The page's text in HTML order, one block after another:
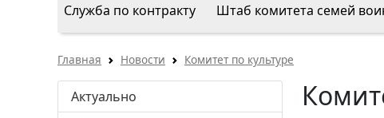
Служба по контракту
Штаб комитета семей
Главная Новости Комитет по культуре
Актуально